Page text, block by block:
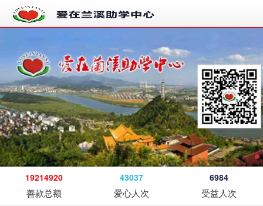
19214920
善款总额
43037
爱心人次
6984
受益人次